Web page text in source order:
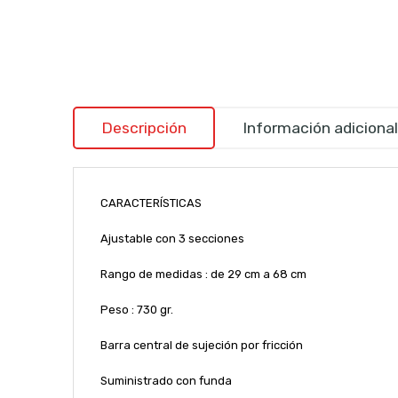
Descripción Información adicional
CARACTERÍSTICAS
Ajustable con 3 secciones
Rango de medidas : de 29 cm a 68 cm
Peso : 730 gr.
Barra central de sujeción por fricción
Suministrado con funda